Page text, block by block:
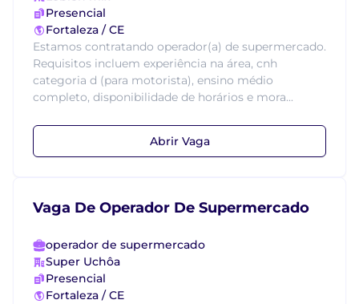
Presencial
Fortaleza / CE
Estamos contratando operador(a) de supermercado.
Requisitos incluem experiência na área, cnh
categoria d (para motorista), ensino médio
completo, disponibilidade de horários e mora...
Abrir Vaga
Vaga De Operador De Supermercado
operador de supermercado
Super Uchôa
Presencial
Fortaleza / CE